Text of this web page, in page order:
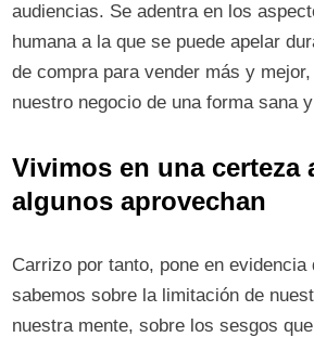
audiencias. Se adentra en los
humana a la que se puede apelar
de compra para vender más y
nuestro negocio de una forma sana
Vivimos en una certeza
algunos aprovechan
Carrizo por tanto, pone en evidencia
sabemos sobre la limitación de
nuestra mente, sobre los sesgos